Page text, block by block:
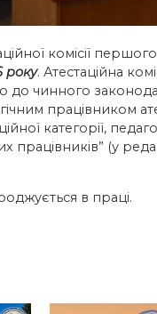
комісії
року. Атестаційна
до чинного
працівником
категорії,
працівників” (у
в праці.